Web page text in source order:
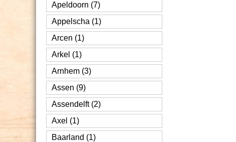
Apeldoorn (7)
Appelscha (1)
Arcen (1)
Arkel (1)
Arnhem (3)
Assen (9)
Assendelft (2)
Axel (1)
Baarland (1)